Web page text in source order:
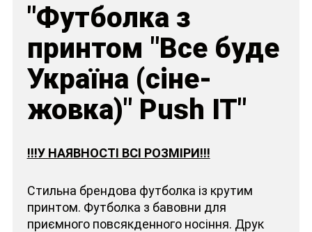
"Футболка з
принтом "Все буде
Україна (сіне-
жовка)" Push IT"
!!!У НАЯВНОСТІ ВСІ РОЗМІРИ!!!
Стильна брендова футболка із крутим
принтом. Футболка з бавовни для
приємного повсякденного носіння. Друк